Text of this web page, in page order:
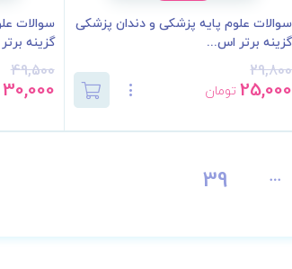
سوالات علوم پایه پزشکی و دندان پزشکی
گزینه برتر اس...
29,800
25,000 تومان
سوالات
گزینه
49,500
30,000
39